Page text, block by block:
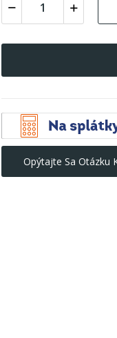
Opýtajte Sa Otázku